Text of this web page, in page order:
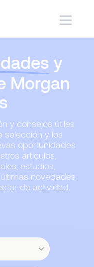
y
Morgan
y consejos útiles
selección y los
oportunidades
artículos,
estudios,
novedades
de actividad.